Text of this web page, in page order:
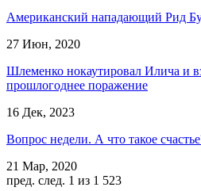
Американский нападающий Рид
27 Июн, 2020
Шлеменко нокаутировал Илича и
прошлогоднее поражение
16 Дек, 2023
Вопрос недели. А что такое
21 Мар, 2020
пред. след. 1 из 1 523